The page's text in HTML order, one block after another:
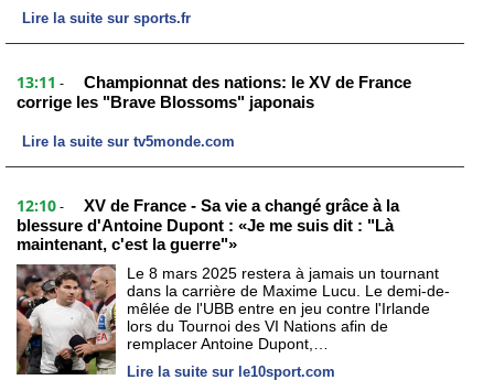
Lire la suite sur sports.fr
13:11 -
Championnat des nations: le XV de France
corrige les "Brave Blossoms" japonais
Lire la suite sur tv5monde.com
12:10 -
XV de France - Sa vie a changé grâce à la
blessure d'Antoine Dupont : «Je me suis dit : "Là
maintenant, c'est la guerre"»
Le 8 mars 2025 restera à jamais un tournant
dans la carrière de Maxime Lucu. Le demi-de-
mêlée de l'UBB entre en jeu contre l'Irlande
lors du Tournoi des VI Nations afin de
remplacer Antoine Dupont,…
Lire la suite sur le10sport.com